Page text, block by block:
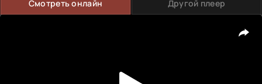
Смотреть онлайн Другой плеер